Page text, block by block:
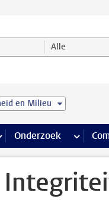
Alle
en Milieu
Onderwijs pagina’s
Onderzoek meer